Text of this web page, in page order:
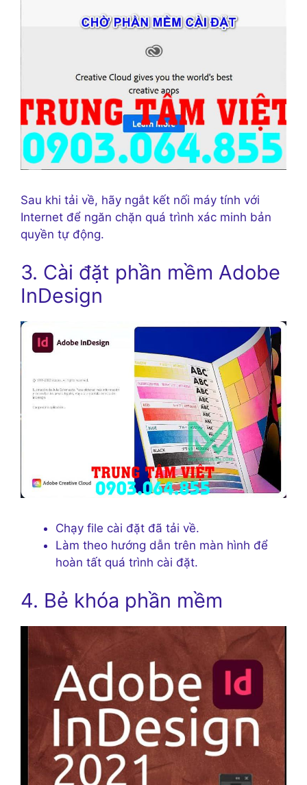
Sau khi tải về, hãy ngắt kết nối máy tính với
Internet để ngăn chặn quá trình xác minh bản
quyền tự động.
3. Cài đặt phần mềm Adobe
InDesign
Chạy file cài đặt đã tải về.
Làm theo hướng dẫn trên màn hình để
hoàn tất quá trình cài đặt.
4. Bẻ khóa phần mềm